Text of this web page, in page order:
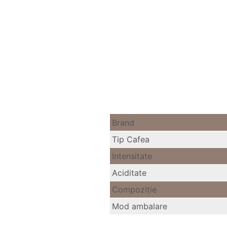
Brand
Tip Cafea
Intensitate
Aciditate
Compoziție
Mod ambalare